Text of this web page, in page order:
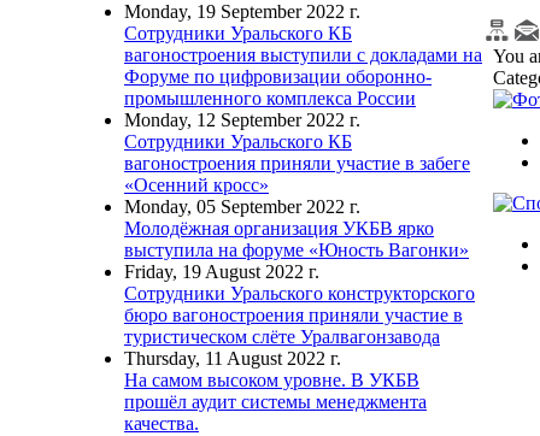
Monday, 19 September 2022 г.
Сотрудники Уральского КБ
вагоностроения выступили с докладами на
Форуме по цифровизации оборонно-
промышленного комплекса России
Monday, 12 September 2022 г.
Сотрудники Уральского КБ
вагоностроения приняли участие в забеге
«Осенний кросс»
Monday, 05 September 2022 г.
Молодёжная организация УКБВ ярко
выступила на форуме «Юность Вагонки»
Friday, 19 August 2022 г.
Сотрудники Уральского конструкторского
бюро вагоностроения приняли участие в
туристическом слёте Уралвагонзавода
Thursday, 11 August 2022 г.
На самом высоком уровне. В УКБВ
прошёл аудит системы менеджмента
качества.
You